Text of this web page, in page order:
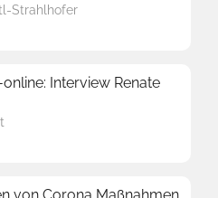
Strahlhofer
Interview Renate